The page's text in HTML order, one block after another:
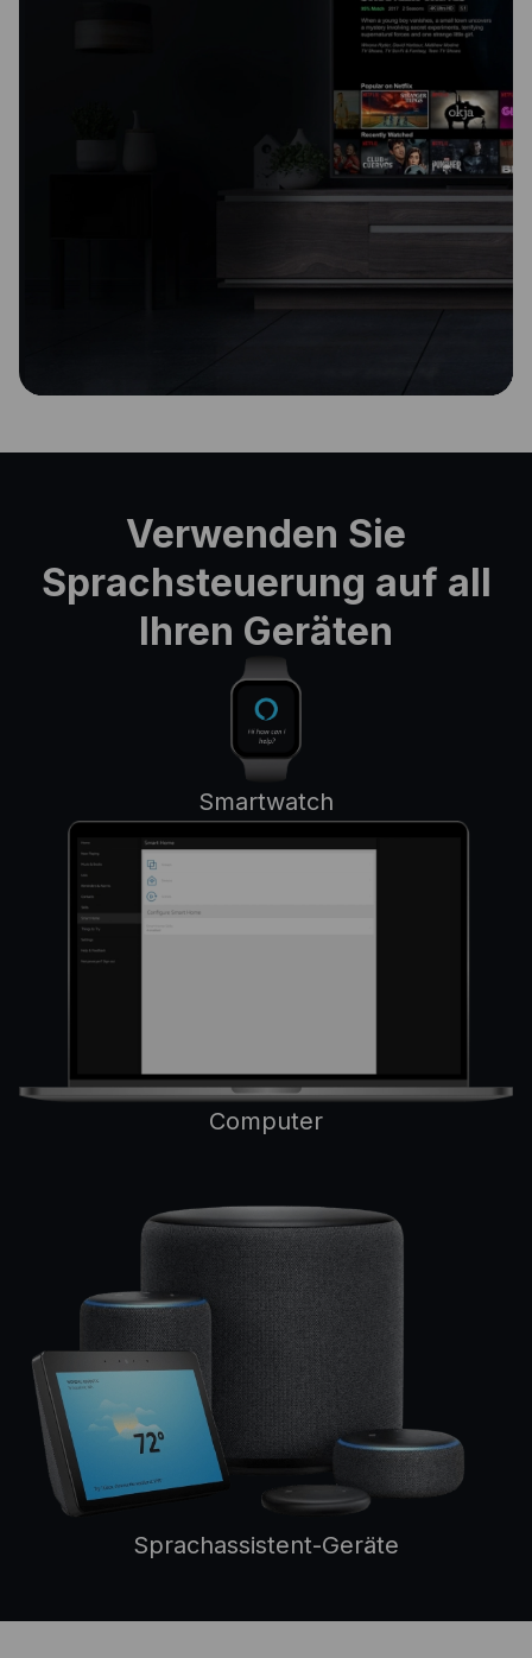
Verwenden Sie
Sprachsteuerung auf all
Ihren Geräten
Smartwatch
Computer
Sprachassistent-Geräte